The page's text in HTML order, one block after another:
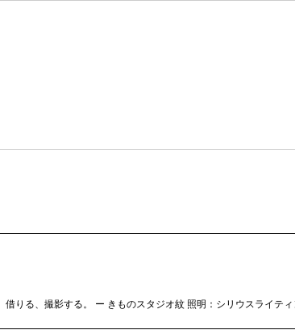
りる、撮影する。 ー きものスタジオ紋 照明：シリウスライテ